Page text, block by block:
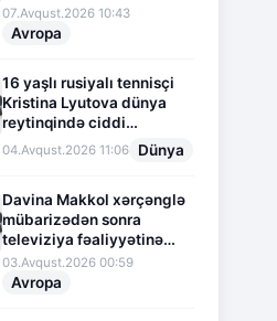
07.Avqust.2026 10:43
Avropa
16 yaşlı rusiyalı tennisçi
Kristina Lyutova dünya
reytinqində ciddi
irəliləyişə imza atdı
04.Avqust.2026 11:06 Dünya
Davina Makkol xərçənglə
mübarizədən sonra
televiziya fəaliyyətinə
fasilə verir
03.Avqust.2026 00:59
Avropa